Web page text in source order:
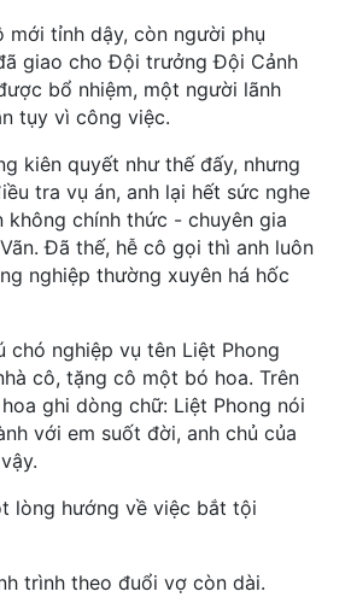
mới tỉnh dậy, còn người phụ
giao cho Đội trưởng Đội Cảnh
bổ nhiệm, một người lãnh
tụy vì công việc.
kiên quyết như thế đấy, nhưng
tra vụ án, anh lại hết sức nghe
không chính thức - chuyên gia
Đã thế, hễ cô gọi thì anh luôn
nghiệp thường xuyên há hốc
chó nghiệp vụ tên Liệt Phong
cô, tặng cô một bó hoa. Trên
ghi dòng chữ: Liệt Phong nói
với em suốt đời, anh chủ của
lòng hướng về việc bắt tội
trình theo đuổi vợ còn dài.